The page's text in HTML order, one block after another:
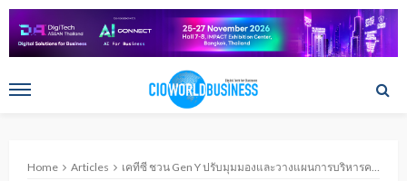
Home Articles เคทีซี ชวน Gen Y ปรับมุมมองและวางแผนการบริหารความมั่นคงทางการเงิน